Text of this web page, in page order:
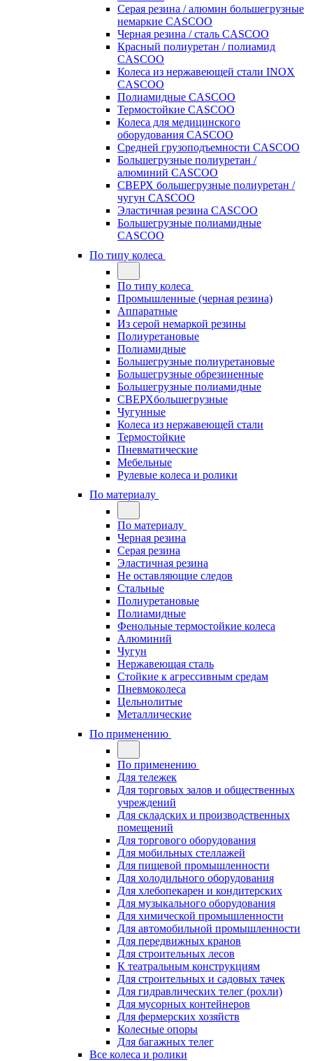
Серая резина / алюмин большегрузные
немаркие CASCOO
Черная резина / сталь CASCOO
Красный полиуретан / полиамид
CASCOO
Колеса из нержавеющей стали INOX
CASCOO
Полиамидные CASCOO
Термостойкие CASCOO
Колеса для медицинского
оборудования CASCOO
Средней грузоподъемности CASCOO
Большегрузные полиуретан /
алюминий CASCOO
СВЕРХ большегрузные полиуретан /
чугун CASCOO
Эластичная резина CASCOO
Большегрузные полиамидные
CASCOO
По типу колеса
По типу колеса
Промышленные (черная резина)
Аппаратные
Из серой немаркой резины
Полиуретановые
Полиамидные
Большегрузные полиуретановые
Большегрузные обрезиненные
Большегрузные полиамидные
СВЕРХбольшегрузные
Чугунные
Колеса из нержавеющей стали
Термостойкие
Пневматические
Мебельные
Рулевые колеса и ролики
По материалу
По материалу
Черная резина
Серая резина
Эластичная резина
Не оставляющие следов
Стальные
Полиуретановые
Полиамидные
Фенольные термостойкие колеса
Алюминий
Чугун
Нержавеющая сталь
Стойкие к агрессивным средам
Пневмоколеса
Цельнолитые
Металлические
По применению
По применению
Для тележек
Для торговых залов и общественных
учреждений
Для складских и производственных
помещений
Для торгового оборудования
Для мобильных стеллажей
Для пищевой промышленности
Для холодильного оборудования
Для хлебопекарен и кондитерских
Для музыкального оборудования
Для химической промышленности
Для автомобильной промышленности
Для передвижных кранов
Для строительных лесов
К театральным конструкциям
Для строительных и садовых тачек
Для гидравлических телег (рохли)
Для мусорных контейнеров
Для фермерских хозяйств
Колесные опоры
Для багажных телег
Все колеса и ролики